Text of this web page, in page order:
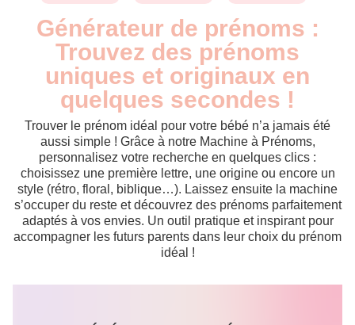
Générateur de prénoms :
Trouvez des prénoms
uniques et originaux en
quelques secondes !
Trouver le prénom idéal pour votre bébé n’a jamais été
aussi simple ! Grâce à notre Machine à Prénoms,
personnalisez votre recherche en quelques clics :
choisissez une première lettre, une origine ou encore un
style (rétro, floral, biblique…). Laissez ensuite la machine
s’occuper du reste et découvrez des prénoms parfaitement
adaptés à vos envies. Un outil pratique et inspirant pour
accompagner les futurs parents dans leur choix du prénom
idéal !